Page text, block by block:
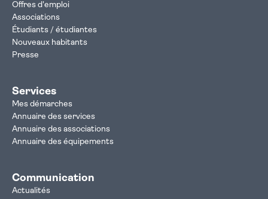
Offres d'emploi
Associations
Étudiants / étudiantes
Nouveaux habitants
Presse
Services
Mes démarches
Annuaire des services
Annuaire des associations
Annuaire des équipements
Communication
Actualités